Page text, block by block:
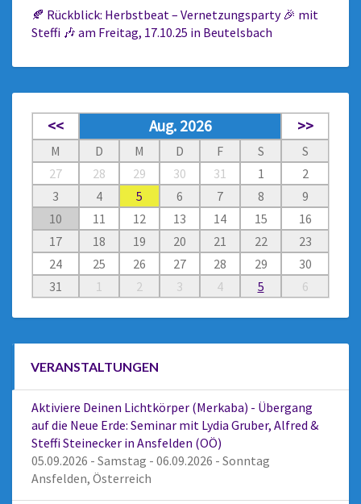
🍂 Rückblick: Herbstbeat – Vernetzungsparty 🎉 mit
Steffi 🎶 am Freitag, 17.10.25 in Beutelsbach
<< Aug. 2026 >>
M D M D F S
S
27
28 29 30 31 1
2
3
4 5 6 7 8
9
10
11 12 13 14 15
16
17
18 19 20 21 22
23
24
25 26 27 28 29
30
31
1 2 3 4 5 6
VERANSTALTUNGEN
Aktiviere Deinen Lichtkörper (Merkaba) - Übergang
auf die Neue Erde: Seminar mit Lydia Gruber, Alfred &
Steffi Steinecker in Ansfelden (OÖ)
05.09.2026 - Samstag - 06.09.2026 - Sonntag
Ansfelden, Österreich